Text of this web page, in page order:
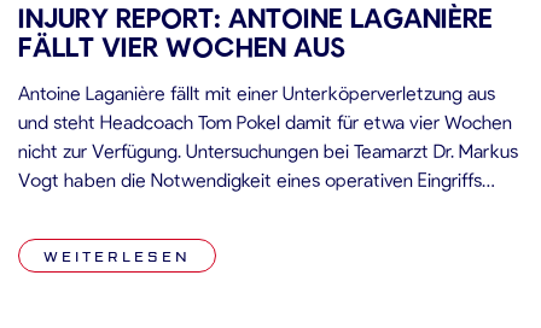
INJURY REPORT: ANTOINE LAGANIÈRE
FÄLLT VIER WOCHEN AUS
Antoine Laganière fällt mit einer Unterköperverletzung aus
und steht Headcoach Tom Pokel damit für etwa vier Wochen
nicht zur Verfügung. Untersuchungen bei Teamarzt Dr. Markus
Vogt haben die Notwendigkeit eines operativen Eingriffs
Stürmer der Straubing Tigers begibt sich im Anschluss in die
bewährten Hände des Reha-Teams um Sporttherapeut […]
WEITERLESEN